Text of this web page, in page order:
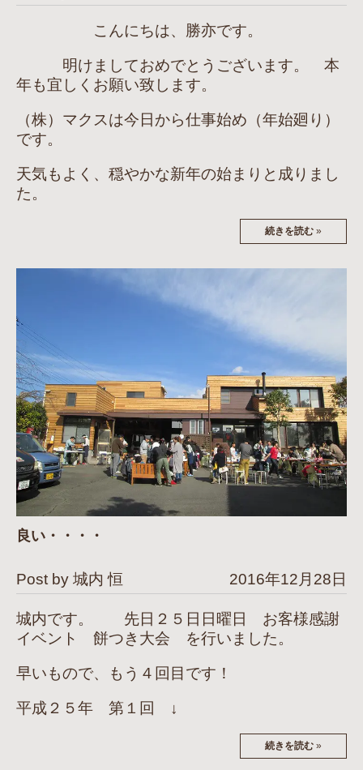
こんにちは、勝亦です。
明けましておめでとうございます。 本
年も宜しくお願い致します。
（株）マクスは今日から仕事始め（年始廻り）
です。
天気もよく、穏やかな新年の始まりと成りまし
た。
続きを読む »
良い・・・・
Post by 城内 恒 2016年12月28日
城内です。 先日２５日日曜日 お客様感謝
イベント 餅つき大会 を行いました。
早いもので、もう４回目です！
平成２５年 第１回 ↓
続きを読む »